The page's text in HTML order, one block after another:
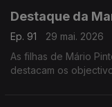
Destaque da
Ep. 91
29 mai. 2026
As filhas de Mário
destacam os